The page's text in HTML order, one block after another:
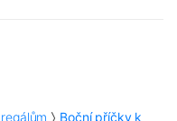
Boční příčky k